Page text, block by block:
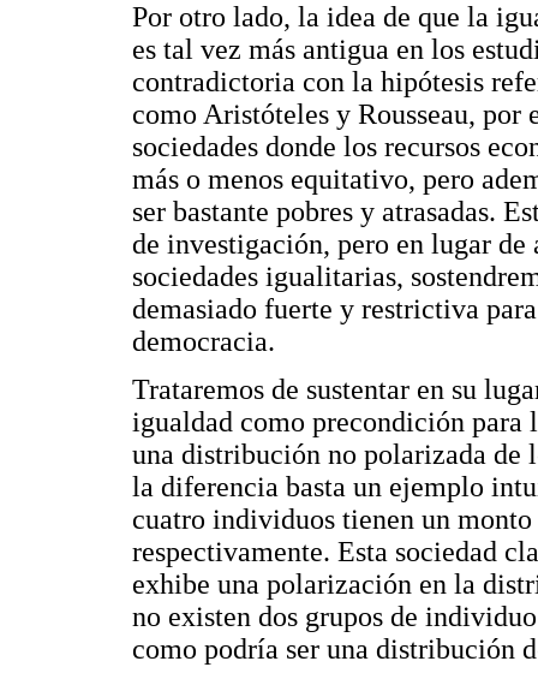
Por otro lado, la idea de que la
es tal vez más antigua en los
contradictoria con la hipótesis
como Aristóteles y Rousseau, por
sociedades donde los recursos
más o menos equitativo, pero
ser bastante pobres y atrasadas.
de investigación, pero en lugar
sociedades igualitarias,
demasiado fuerte y restrictiva
democracia.
Trataremos de sustentar en su
igualdad como precondición para
una distribución no polarizada de
la diferencia basta un ejemplo
cuatro individuos tienen un
respectivamente. Esta sociedad
exhibe una polarización en la
no existen dos grupos de
como podría ser una distribución